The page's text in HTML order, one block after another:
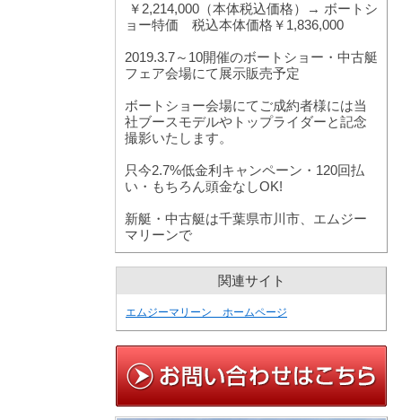
￥2,214,000（本体税込価格）→ ボートシ
ョー特価 税込本体価格￥1,836,000
2019.3.7～10開催のボートショー・中古艇
フェア会場にて展示販売予定
ボートショー会場にてご成約者様には当
社ブースモデルやトップライダーと記念
撮影いたします。
只今2.7%低金利キャンペーン・120回払
い・もちろん頭金なしOK!
新艇・中古艇は千葉県市川市、エムジー
マリーンで
関連サイト
エムジーマリーン ホームページ